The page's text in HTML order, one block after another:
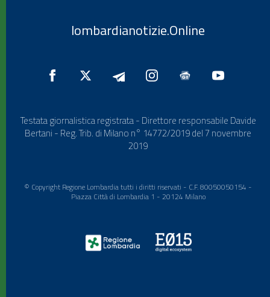
lombardianotizie.Online
Testata giornalistica registrata - Direttore responsabile Davide
Bertani - Reg. Trib. di Milano n° 14772/2019 del 7 novembre
2019
© Copyright Regione Lombardia tutti i diritti riservati - C.F. 80050050154 -
Piazza Città di Lombardia 1 - 20124 Milano